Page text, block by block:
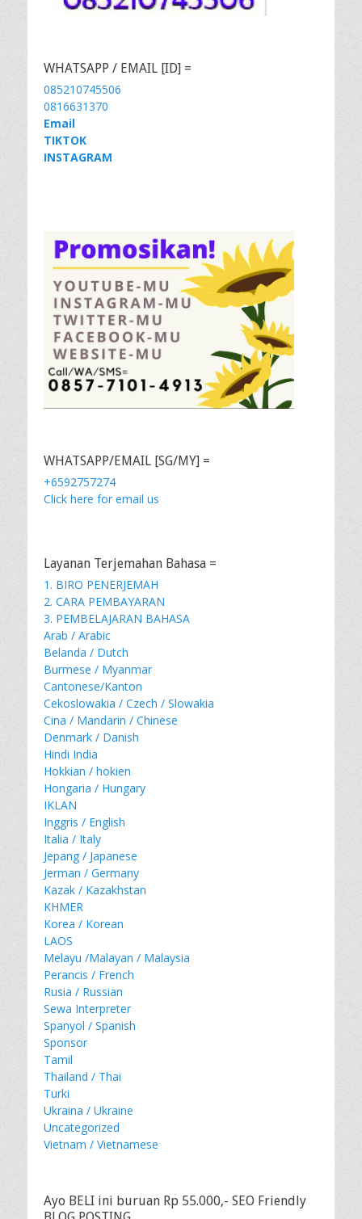
WHATSAPP / EMAIL [ID] =
085210745506
0816631370
Email
TIKTOK
INSTAGRAM
WHATSAPP/EMAIL [SG/MY] =
+6592757274
Click here for email us
Layanan Terjemahan Bahasa =
1. BIRO PENERJEMAH
2. CARA PEMBAYARAN
3. PEMBELAJARAN BAHASA
Arab / Arabic
Belanda / Dutch
Burmese / Myanmar
Cantonese/Kanton
Cekoslowakia / Czech / Slowakia
Cina / Mandarin / Chinese
Denmark / Danish
Hindi India
Hokkian / hokien
Hongaria / Hungary
IKLAN
Inggris / English
Italia / Italy
Jepang / Japanese
Jerman / Germany
Kazak / Kazakhstan
KHMER
Korea / Korean
LAOS
Melayu /Malayan / Malaysia
Perancis / French
Rusia / Russian
Sewa Interpreter
Spanyol / Spanish
Sponsor
Tamil
Thailand / Thai
Turki
Ukraina / Ukraine
Uncategorized
Vietnam / Vietnamese
Ayo BELI ini buruan Rp 55.000,- SEO Friendly